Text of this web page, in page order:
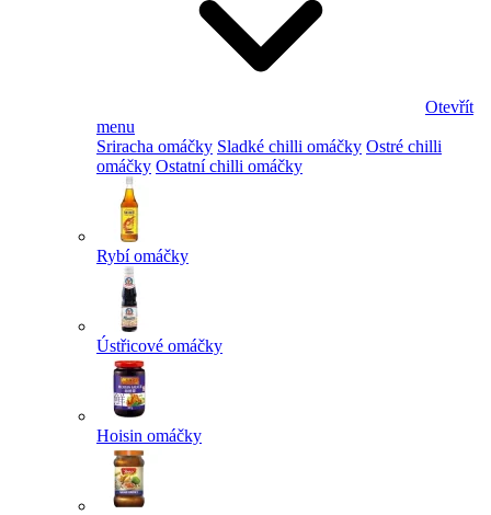
Otevřít
menu
Sriracha omáčky Sladké chilli omáčky Ostré chilli
omáčky Ostatní chilli omáčky
Rybí omáčky
Ústřicové omáčky
Hoisin omáčky